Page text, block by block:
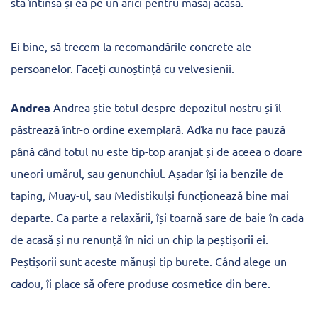
Ei bine, să trecem la recomandările concrete ale
persoanelor. Faceți cunoștință cu velvesienii.
Andrea Andrea știe totul despre depozitul nostru și îl
păstrează într-o ordine exemplară. Aďka nu face pauză
până când totul nu este tip-top aranjat și de aceea o doare
uneori umărul, sau genunchiul. Așadar își ia benzile de
taping, Muay-ul, sau Medistikulși funcționează bine mai
departe. Ca parte a relaxării, își toarnă sare de baie în cada
de acasă și nu renunță în nici un chip la peștișorii ei.
Peștișorii sunt aceste mănuși tip burete. Când alege un
cadou, îi place să ofere produse cosmetice din bere.